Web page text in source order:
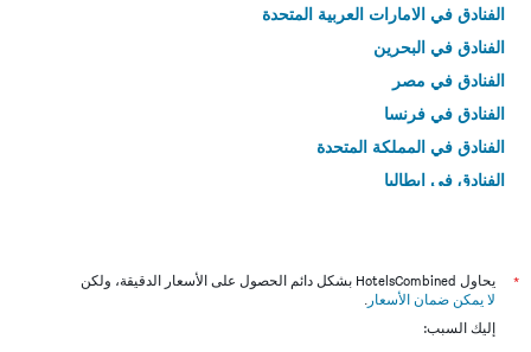
الفنادق في الامارات العربية المتحدة
الفنادق في البحرين
الفنادق في مصر
الفنادق في فرنسا
الفنادق في المملكة المتحدة
الفنادق في إيطاليا
*
يحاول HotelsCombined بشكل دائم الحصول على الأسعار الدقيقة، ولكن
لا يمكن ضمان الأسعار .
إليك السبب: